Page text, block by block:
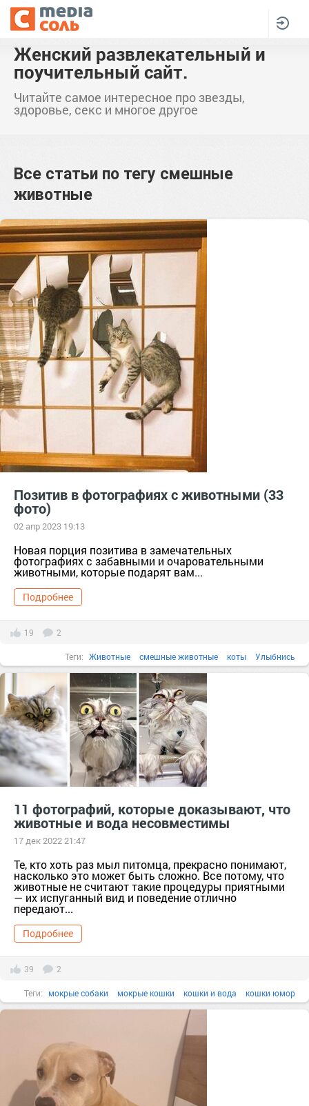
Женский развлекательный и
поучительный сайт.
Читайте самое интересное про звезды,
здоровье, секс и многое другое
Все статьи по тегу смешные
животные
Позитив в фотографиях с животными (33
фото)
02 апр 2023 19:13
Новая порция позитива в замечательных
фотографиях с забавными и очаровательными
животными, которые подарят вам...
Подробнее
19 2
Теги: Животные смешные животные коты Улыбнись
11 фотографий, которые доказывают, что
животные и вода несовместимы
17 дек 2022 21:47
Те, кто хоть раз мыл питомца, прекрасно понимают,
насколько это может быть сложно. Все потому, что
животные не считают такие процедуры приятными
— их испуганный вид и поведение отлично
передают...
Подробнее
39 2
Теги: мокрые собаки мокрые кошки кошки и вода кошки юмор
смешные животные